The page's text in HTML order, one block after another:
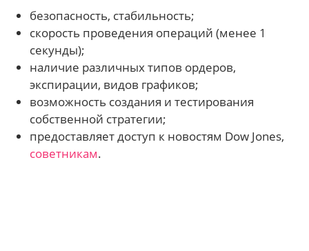
безопасность, стабильность;
скорость проведения операций (менее 1
секунды);
наличие различных типов ордеров,
экспирации, видов графиков;
возможность создания и тестирования
собственной стратегии;
предоставляет доступ к новостям Dow Jones,
советникам.